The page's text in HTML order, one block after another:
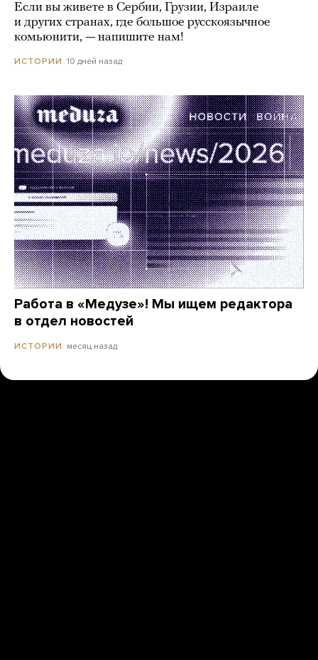
Если вы живете в Сербии, Грузии, Израиле
и других странах, где большое русскоязычное
комьюнити, — напишите нам!
ИСТОРИИ 10 дней назад
Работа в «Медузе»! Мы ищем редактора
в отдел новостей
ИСТОРИИ месяц назад